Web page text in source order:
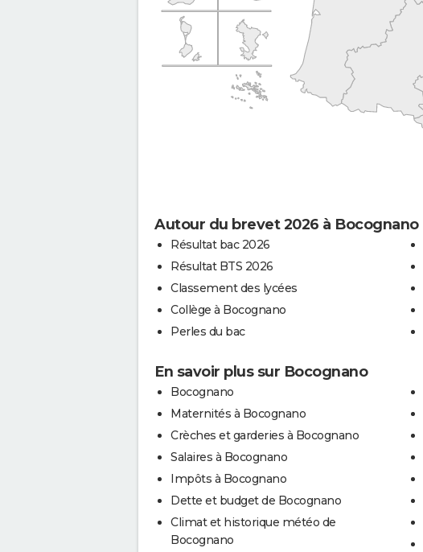
Autour du brevet 2026 à Bocognano
Résultat bac 2026
Résultat BTS 2026
Classement des lycées
Collège à Bocognano
Perles du bac
En savoir plus sur Bocognano
Bocognano
Maternités à Bocognano
Crèches et garderies à Bocognano
Salaires à Bocognano
Impôts à Bocognano
Dette et budget de Bocognano
Climat et historique météo de
Bocognano